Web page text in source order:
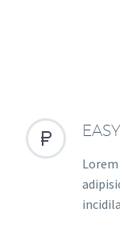

